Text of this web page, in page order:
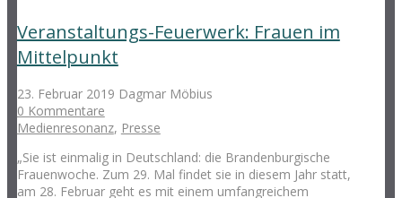
Veranstaltungs-Feuerwerk: Frauen im
Mittelpunkt
23. Februar 2019 Dagmar Möbius
0 Kommentare
Medienresonanz, Presse
„Sie ist einmalig in Deutschland: die Brandenburgische
Frauenwoche. Zum 29. Mal findet sie in diesem Jahr statt,
am 28. Februar geht es mit einem umfangreichem